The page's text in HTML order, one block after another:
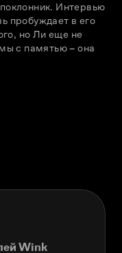
Интервью
пробуждает в его
но Ли еще не
с памятью – она
Wink